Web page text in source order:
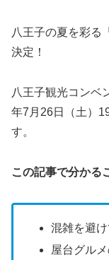
八王子の夏を彩る
決定！
八王子観光コンベ
年7月26日（土）
す。
この記事で分かる
混雑を避
屋台グル